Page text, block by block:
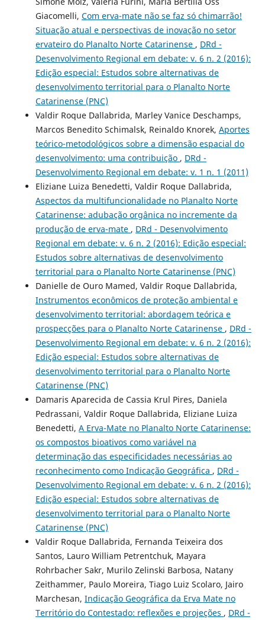
Giacomelli, Com erva-mate não se faz só chimarrão!
Situação atual e perspectivas de inovação no setor
ervateiro do Planalto Norte Catarinense , DRd -
Desenvolvimento Regional em debate: v. 6 n. 2 (2016):
Edição especial: Estudos sobre alternativas de
desenvolvimento territorial para o Planalto Norte
Catarinense (PNC)
Valdir Roque Dallabrida, Marley Vanice Deschamps,
Marcos Benedito Schimalsk, Reinaldo Knorek, Aportes
teórico-metodológicos sobre a dimensão espacial do
desenvolvimento: uma contribuição , DRd -
Desenvolvimento Regional em debate: v. 1 n. 1 (2011)
Eliziane Luiza Benedetti, Valdir Roque Dallabrida,
Aspectos da multifuncionalidade no Planalto Norte
Catarinense: adubação orgânica no incremente da
produção de erva-mate , DRd - Desenvolvimento
Regional em debate: v. 6 n. 2 (2016): Edição especial:
Estudos sobre alternativas de desenvolvimento
territorial para o Planalto Norte Catarinense (PNC)
Danielle de Ouro Mamed, Valdir Roque Dallabrida,
Instrumentos econômicos de proteção ambiental e
desenvolvimento territorial: abordagem teórica e
prospecções para o Planalto Norte Catarinense , DRd -
Desenvolvimento Regional em debate: v. 6 n. 2 (2016):
Edição especial: Estudos sobre alternativas de
desenvolvimento territorial para o Planalto Norte
Catarinense (PNC)
Damaris Aparecida de Cassia Krul Pires, Daniela
Pedrassani, Valdir Roque Dallabrida, Eliziane Luiza
Benedetti, A Erva-Mate no Planalto Norte Catarinense:
os compostos bioativos como variável na
determinação das especificidades necessárias ao
reconhecimento como Indicação Geográfica , DRd -
Desenvolvimento Regional em debate: v. 6 n. 2 (2016):
Edição especial: Estudos sobre alternativas de
desenvolvimento territorial para o Planalto Norte
Catarinense (PNC)
Valdir Roque Dallabrida, Fernanda Teixeira dos
Santos, Lauro William Petrentchuk, Mayara
Rohrbacher Sakr, Murilo Zelinski Barbosa, Natany
Zeithammer, Paulo Moreira, Tiago Luiz Scolaro, Jairo
Marchesan, Indicação Geográfica da Erva Mate no
Território do Contestado: reflexões e projeções , DRd -